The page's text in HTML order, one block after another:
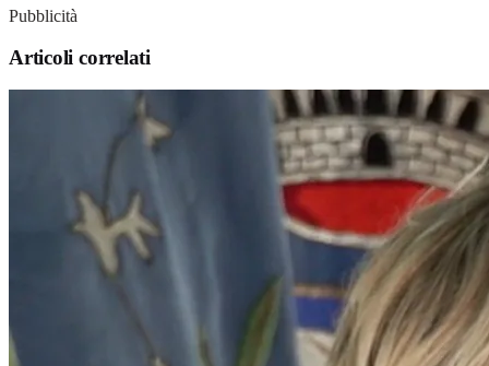
Pubblicità
Articoli correlati